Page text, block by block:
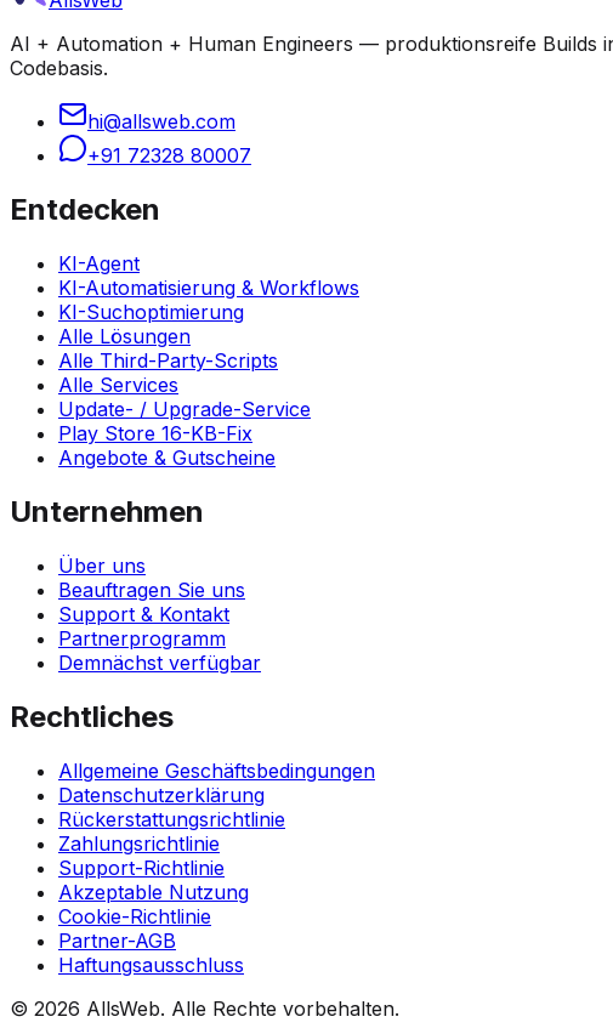
AI + Automation + Human Engineers — produktionsreife Builds
Codebasis.
hi@allsweb.com
+91 72328 80007
Entdecken
KI-Agent
KI-Automatisierung & Workflows
KI-Suchoptimierung
Alle Lösungen
Alle Third-Party-Scripts
Alle Services
Update- / Upgrade-Service
Play Store 16-KB-Fix
Angebote & Gutscheine
Unternehmen
Über uns
Beauftragen Sie uns
Support & Kontakt
Partnerprogramm
Demnächst verfügbar
Rechtliches
Allgemeine Geschäftsbedingungen
Datenschutzerklärung
Rückerstattungsrichtlinie
Zahlungsrichtlinie
Support-Richtlinie
Akzeptable Nutzung
Cookie-Richtlinie
Partner-AGB
Haftungsausschluss
© 2026 AllsWeb. Alle Rechte vorbehalten.